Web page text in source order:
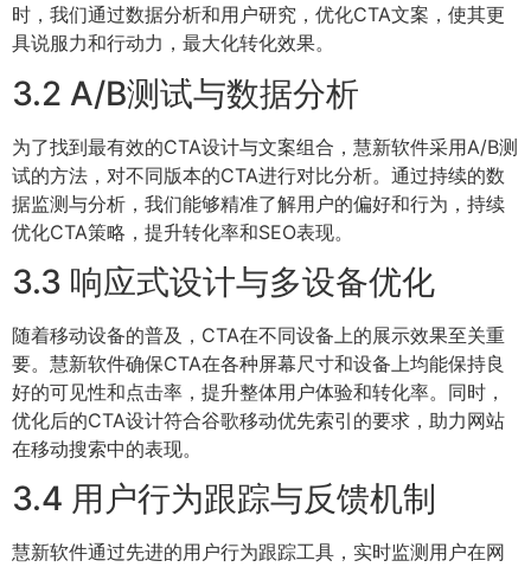
时，我们通过数据分析和用户研究，优化CTA文案，使其更
具说服力和行动力，最大化转化效果。
3.2 A/B测试与数据分析
为了找到最有效的CTA设计与文案组合，慧新软件采用A/B测
试的方法，对不同版本的CTA进行对比分析。通过持续的数
据监测与分析，我们能够精准了解用户的偏好和行为，持续
优化CTA策略，提升转化率和SEO表现。
3.3 响应式设计与多设备优化
随着移动设备的普及，CTA在不同设备上的展示效果至关重
要。慧新软件确保CTA在各种屏幕尺寸和设备上均能保持良
好的可见性和点击率，提升整体用户体验和转化率。同时，
优化后的CTA设计符合谷歌移动优先索引的要求，助力网站
在移动搜索中的表现。
3.4 用户行为跟踪与反馈机制
慧新软件通过先进的用户行为跟踪工具，实时监测用户在网